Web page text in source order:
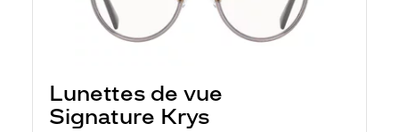
Lunettes de vue
Signature Krys